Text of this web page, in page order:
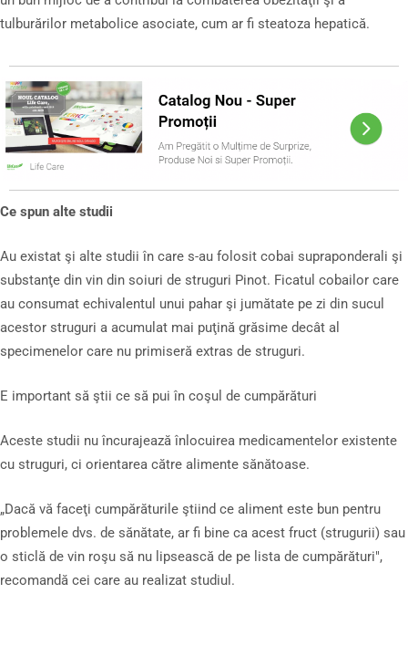
tulburărilor metabolice asociate, cum ar fi steatoza hepatică.
Ce spun alte studii
Au existat şi alte studii în care s-au folosit cobai supraponderali şi
substanţe din vin din soiuri de struguri Pinot. Ficatul cobailor care
au consumat echivalentul unui pahar şi jumătate pe zi din sucul
acestor struguri a acumulat mai puţină grăsime decât al
specimenelor care nu primiseră extras de struguri.
E important să ştii ce să pui în coşul de cumpărături
Aceste studii nu încurajează înlocuirea medicamentelor existente
cu struguri, ci orientarea către alimente sănătoase.
„Dacă vă faceţi cumpărăturile ştiind ce aliment este bun pentru
problemele dvs. de sănătate, ar fi bine ca acest fruct (strugurii) sau
o sticlă de vin roşu să nu lipsească de pe lista de cumpărături",
recomandă cei care au realizat studiul.